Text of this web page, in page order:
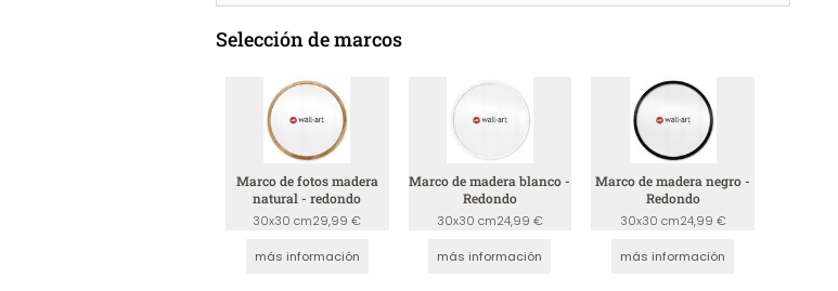
Selección de marcos
Marco de fotos madera
natural - redondo
30x30 cm29,99 €
más información
Marco de madera blanco -
Redondo
30x30 cm24,99 €
más información
Marco de madera negro -
Redondo
30x30 cm24,99 €
más información